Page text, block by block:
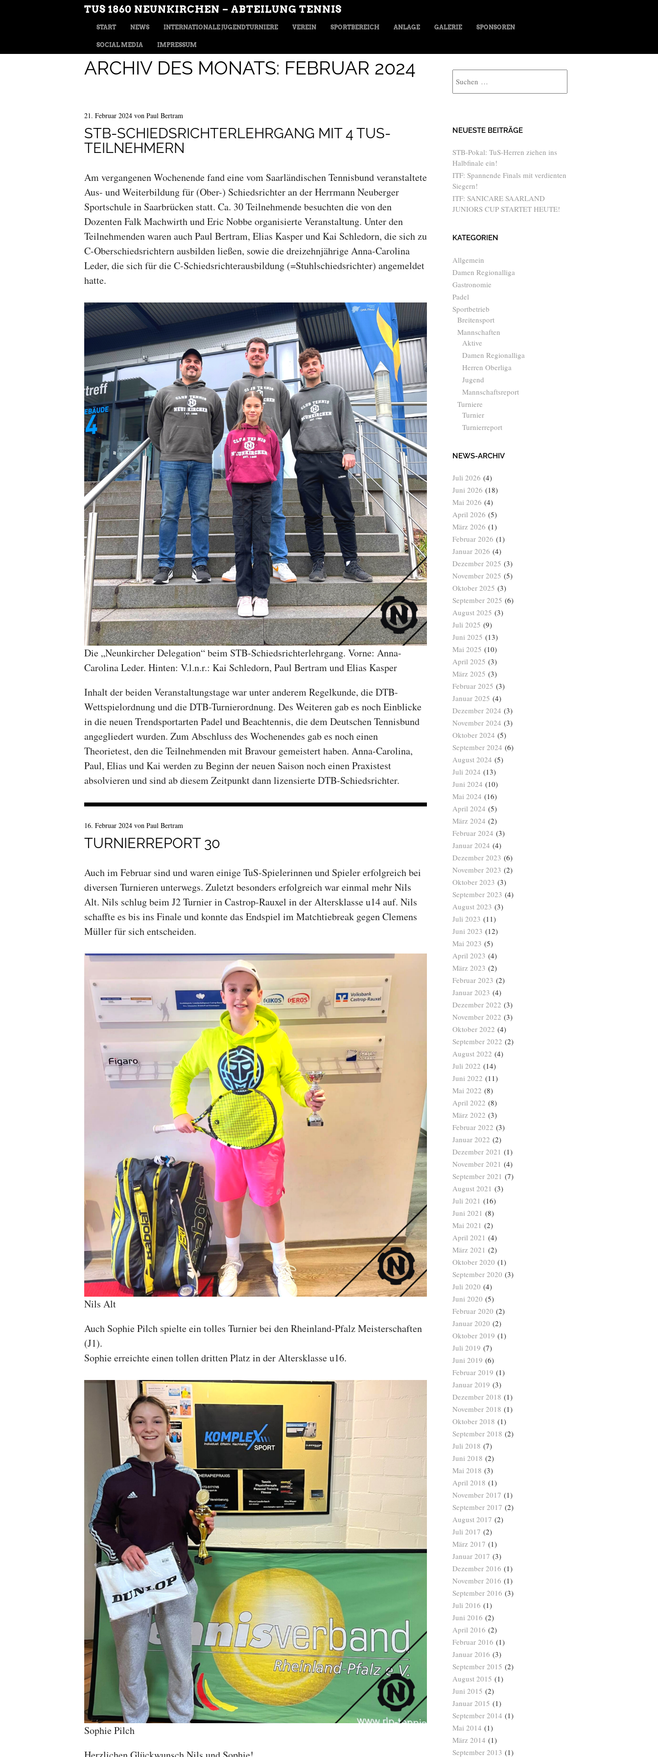
TUS 1860 NEUNKIRCHEN – ABTEILUNG TENNIS
MENÜ
ZUM INHALT SPRINGEN
START NEWS INTERNATIONALE JUGENDTURNIERE VEREIN SPORTBEREICH ANLAGE GALERIE SPONSOREN
SOCIAL MEDIA IMPRESSUM
ARCHIV DES MONATS: FEBRUAR 2024
21. Februar 2024 von Paul Bertram
STB-SCHIEDSRICHTERLEHRGANG MIT 4 TUS-
TEILNEHMERN
Am vergangenen Wochenende fand eine vom Saarländischen Tennisbund veranstaltete
Aus- und Weiterbildung für (Ober-) Schiedsrichter an der Herrmann Neuberger
Sportschule in Saarbrücken statt. Ca. 30 Teilnehmende besuchten die von den
Dozenten Falk Machwirth und Eric Nobbe organisierte Veranstaltung. Unter den
Teilnehmenden waren auch Paul Bertram, Elias Kasper und Kai Schledorn, die sich zu
C-Oberschiedsrichtern ausbilden ließen, sowie die dreizehnjährige Anna-Carolina
Leder, die sich für die C-Schiedsrichterausbildung (=Stuhlschiedsrichter) angemeldet
hatte.
Die „Neunkircher Delegation“ beim STB-Schiedsrichterlehrgang. Vorne: Anna-
Carolina Leder. Hinten: V.l.n.r.: Kai Schledorn, Paul Bertram und Elias Kasper
Inhalt der beiden Veranstaltungstage war unter anderem Regelkunde, die DTB-
Wettspielordnung und die DTB-Turnierordnung. Des Weiteren gab es noch Einblicke
in die neuen Trendsportarten Padel und Beachtennis, die dem Deutschen Tennisbund
angegliedert wurden. Zum Abschluss des Wochenendes gab es noch einen
Theorietest, den die Teilnehmenden mit Bravour gemeistert haben. Anna-Carolina,
Paul, Elias und Kai werden zu Beginn der neuen Saison noch einen Praxistest
absolvieren und sind ab diesem Zeitpunkt dann lizensierte DTB-Schiedsrichter.
16. Februar 2024 von Paul Bertram
TURNIERREPORT 30
Auch im Februar sind und waren einige TuS-Spielerinnen und Spieler erfolgreich bei
diversen Turnieren unterwegs. Zuletzt besonders erfolgreich war einmal mehr Nils
Alt. Nils schlug beim J2 Turnier in Castrop-Rauxel in der Altersklasse u14 auf. Nils
schaffte es bis ins Finale und konnte das Endspiel im Matchtiebreak gegen Clemens
Müller für sich entscheiden.
Nils Alt
Auch Sophie Pilch spielte ein tolles Turnier bei den Rheinland-Pfalz Meisterschaften
(J1).
Sophie erreichte einen tollen dritten Platz in der Altersklasse u16.
Sophie Pilch
NEUESTE BEITRÄGE
STB-Pokal: TuS-Herren ziehen ins
Halbfinale ein!
ITF: Spannende Finals mit verdienten
Siegern!
ITF: SANICARE SAARLAND
JUNIORS CUP STARTET HEUTE!
KATEGORIEN
Allgemein
Damen Regionalliga
Gastronomie
Padel
Sportbetrieb
Breitensport
Mannschaften
Aktive
Damen Regionalliga
Herren Oberliga
Jugend
Mannschaftsreport
Turniere
Turnier
Turnierreport
NEWS-ARCHIV
Juli 2026 (4)
Juni 2026 (18)
Mai 2026 (4)
April 2026 (5)
März 2026 (1)
Februar 2026 (1)
Januar 2026 (4)
Dezember 2025 (3)
November 2025 (5)
Oktober 2025 (3)
September 2025 (6)
August 2025 (3)
Juli 2025 (9)
Juni 2025 (13)
Mai 2025 (10)
April 2025 (3)
März 2025 (3)
Februar 2025 (3)
Januar 2025 (4)
Dezember 2024 (3)
November 2024 (3)
Oktober 2024 (5)
September 2024 (6)
August 2024 (5)
Juli 2024 (13)
Juni 2024 (10)
Mai 2024 (16)
April 2024 (5)
März 2024 (2)
Februar 2024 (3)
Januar 2024 (4)
Dezember 2023 (6)
November 2023 (2)
Oktober 2023 (3)
September 2023 (4)
August 2023 (3)
Juli 2023 (11)
Juni 2023 (12)
Mai 2023 (5)
April 2023 (4)
März 2023 (2)
Februar 2023 (2)
Januar 2023 (4)
Dezember 2022 (3)
November 2022 (3)
Oktober 2022 (4)
September 2022 (2)
August 2022 (4)
Juli 2022 (14)
Juni 2022 (11)
Mai 2022 (8)
April 2022 (8)
März 2022 (3)
Februar 2022 (3)
Januar 2022 (2)
Dezember 2021 (1)
November 2021 (4)
September 2021 (7)
August 2021 (3)
Juli 2021 (16)
Juni 2021 (8)
Mai 2021 (2)
April 2021 (4)
März 2021 (2)
Oktober 2020 (1)
September 2020 (3)
Juli 2020 (4)
Juni 2020 (5)
Februar 2020 (2)
Januar 2020 (2)
Oktober 2019 (1)
Juli 2019 (7)
Juni 2019 (6)
Februar 2019 (1)
Januar 2019 (3)
Dezember 2018 (1)
November 2018 (1)
Oktober 2018 (1)
September 2018 (2)
Juli 2018 (7)
Juni 2018 (2)
Mai 2018 (3)
April 2018 (1)
November 2017 (1)
September 2017 (2)
August 2017 (2)
Juli 2017 (2)
März 2017 (1)
Januar 2017 (3)
Dezember 2016 (1)
November 2016 (1)
September 2016 (3)
Juli 2016 (1)
Juni 2016 (2)
April 2016 (2)
Februar 2016 (1)
Januar 2016 (3)
September 2015 (2)
August 2015 (1)
Juni 2015 (2)
Januar 2015 (1)
September 2014 (1)
Mai 2014 (1)
März 2014 (1)
September 2013 (1)